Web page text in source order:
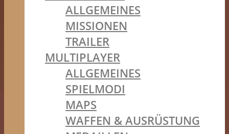
ALLGEMEINES
MISSIONEN
TRAILER
MULTIPLAYER
ALLGEMEINES
SPIELMODI
MAPS
WAFFEN & AUSRÜSTUNG